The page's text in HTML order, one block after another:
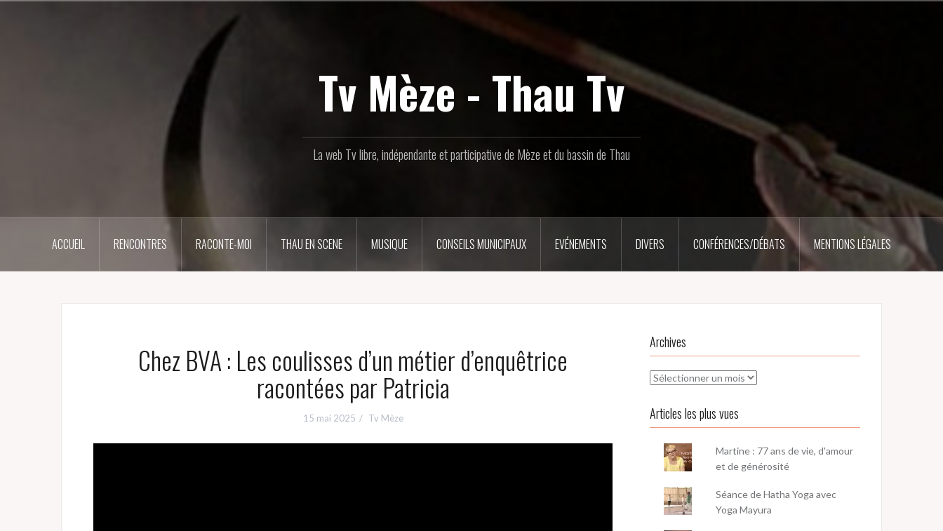
Tv Mèze - Thau Tv
La web Tv libre, indépendante et participative de Mèze et du bassin de Thau
ACCUEIL RENCONTRES RACONTE-MOI THAU EN SCENE MUSIQUE CONSEILS MUNICIPAUX EVÉNEMENTS DIVERS CONFÉRENCES/DÉBATS MENTIONS LÉGALES
Chez BVA : Les coulisses d’un métier d’enquêtrice
racontées par Patricia
15 mai 2025 Tv Mèze
Archives
Archives
Articles les plus vues
Martine : 77 ans de vie, d'amour
et de générosité
Séance de Hatha Yoga avec
Yoga Mayura